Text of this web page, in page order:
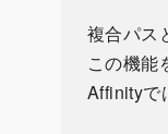
複合パス
この機能
Affinityで